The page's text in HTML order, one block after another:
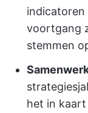
indicatoren
voortgang
stemmen
het in